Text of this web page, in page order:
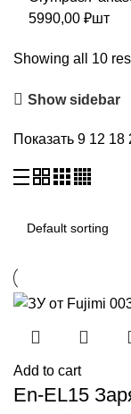
5990,00 ₽шт
Showing all 10
Show sidebar
Показать 9 12 18
Add to cart
En-EL15